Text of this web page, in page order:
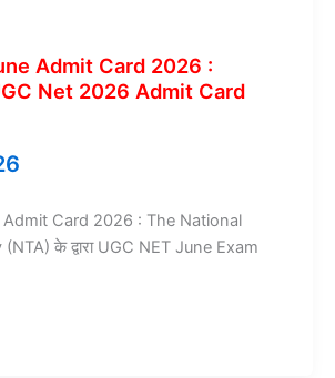
Admit Card 2026 :
Net 2026 Admit Card
Admit Card 2026 : The National
के द्वारा UGC NET June Exam